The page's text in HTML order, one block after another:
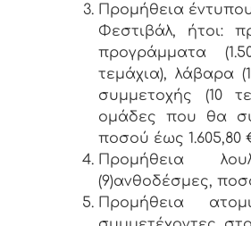
Προμήθεια
Φεστιβάλ, ήτοι:
προγράμματα
τεμάχια), λάβαρα
συμμετοχής (10
ομάδες που θα
ποσού έως 1.605,80
Προμήθεια
(9)ανθοδέσμες,
Προμήθεια